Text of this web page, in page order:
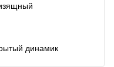
динамик